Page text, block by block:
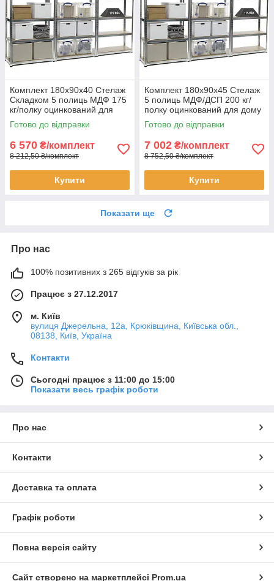
Комплект 180х90х40 Стелаж
Складком 5 полиць МДФ 175
кг/полку оцинкований для
дому офісу склад 3 штуки
Готово до відправки
6 570 ₴/комплект
8 212,50 ₴/комплект
Купити
Комплект 180х90х45 Стелаж
5 полиць МДФ/ДСП 200 кг/
полку оцинкований для дому
офісу склад 3 штуки
Готово до відправки
7 002 ₴/комплект
8 752,50 ₴/комплект
Купити
Показати ще
Про нас
100% позитивних з 265 відгуків за рік
Працює з 27.12.2017
м. Київ
вулиця Джерельна, 12а, Крюківщина, Київська обл.,
08138, Київ, Україна
Контакти
Сьогодні працює з 11:00 до 15:00
Показати весь графік роботи
Про нас
Контакти
Доставка та оплата
Графік роботи
Повна версія сайту
Сайт створено на маркетплейсі Prom.ua